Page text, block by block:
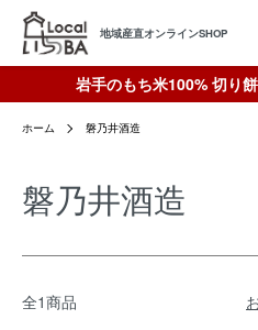
地域産直オンラインSHOP
岩手のもち米100% 切り
ホーム 磐乃井酒造
磐乃井酒造
全1商品